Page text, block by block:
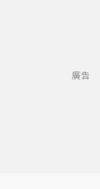
廣告